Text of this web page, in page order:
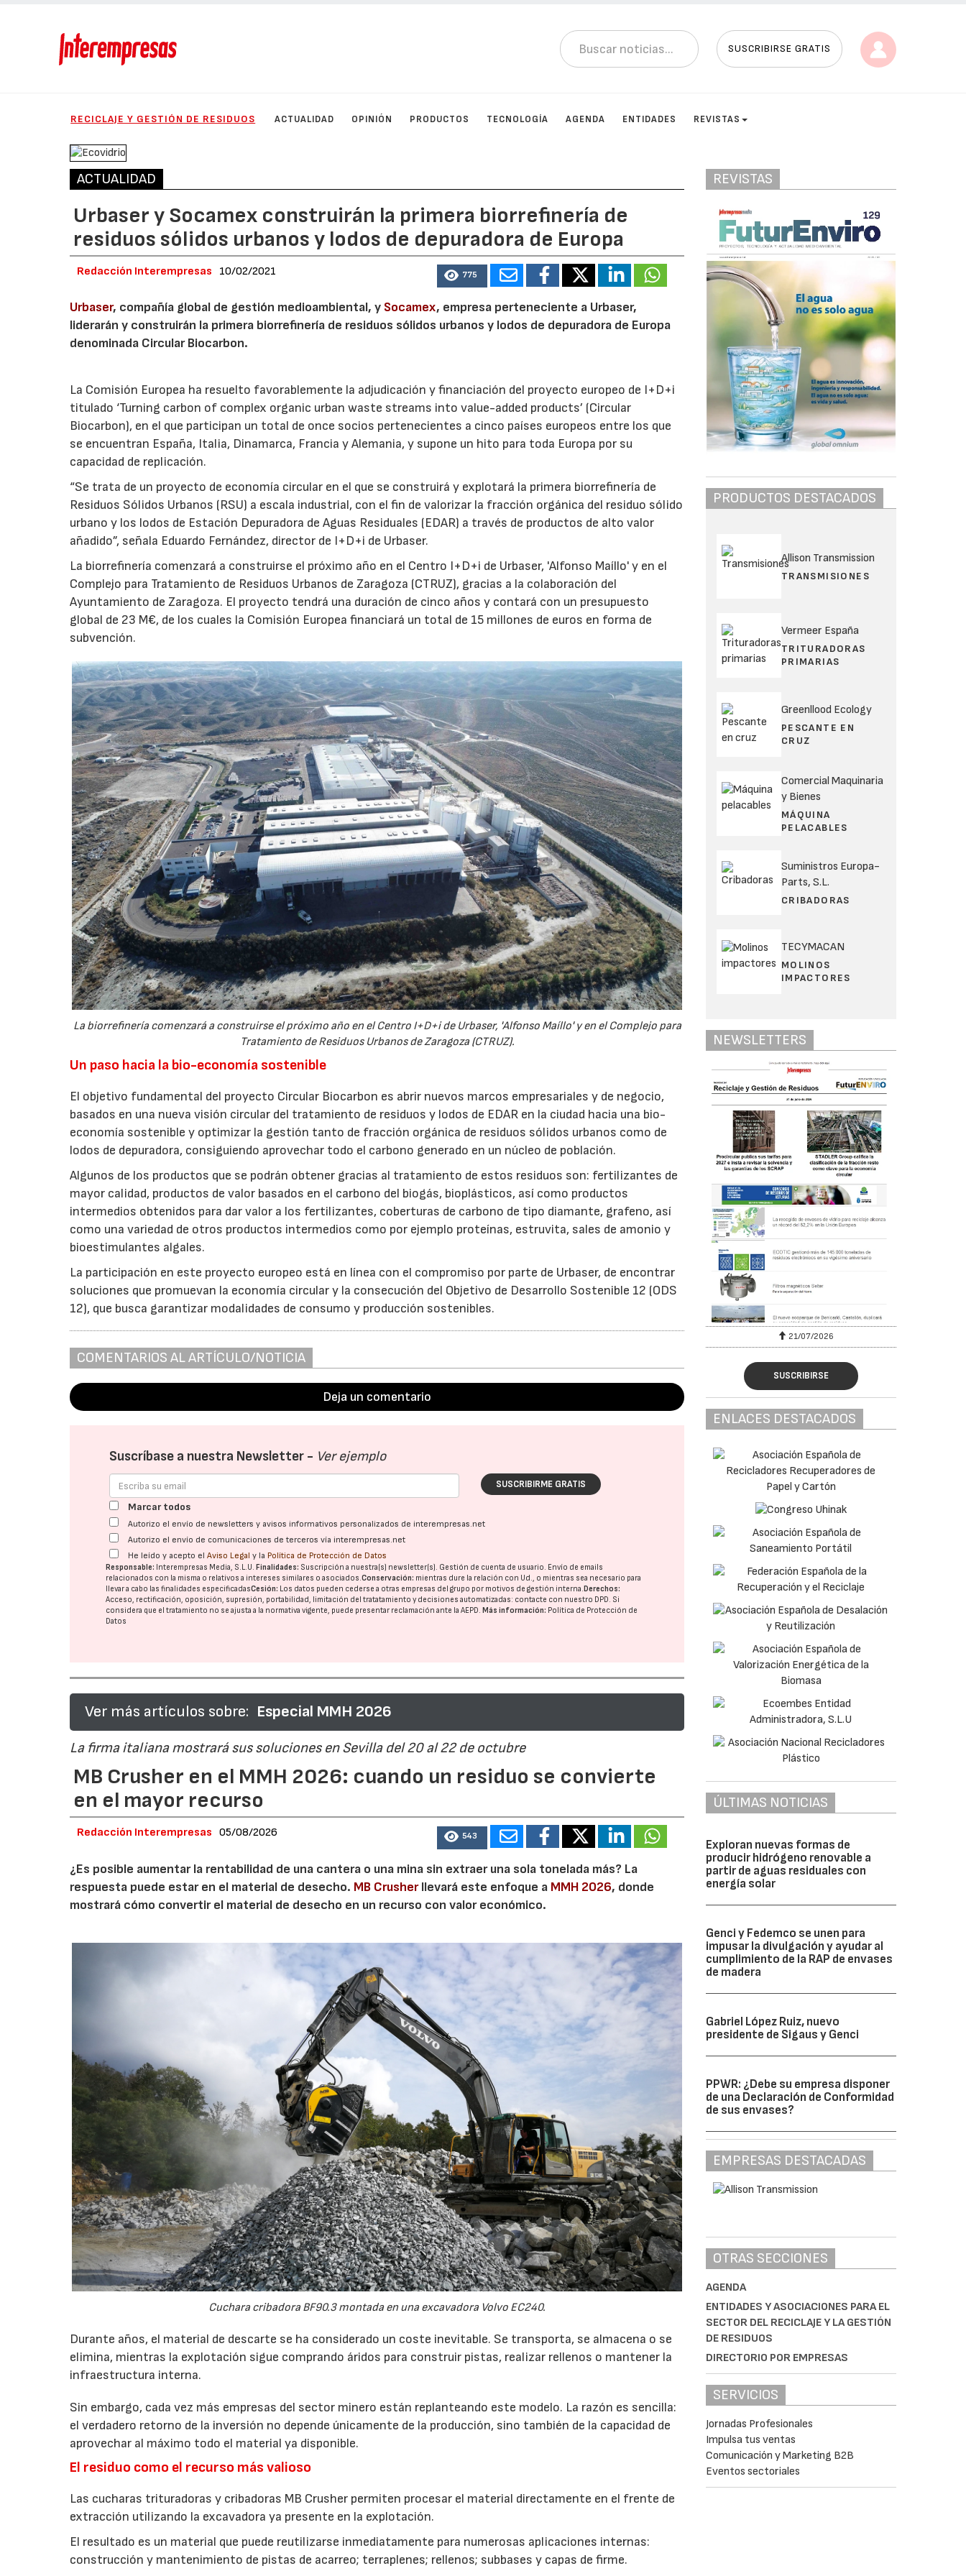
SUSCRIBIRSE GRATIS
RECICLAJE Y GESTIÓN DE RESIDUOS ACTUALIDAD OPINIÓN PRODUCTOS TECNOLOGÍA AGENDA ENTIDADES REVISTAS
ACTUALIDAD
Urbaser y Socamex construirán la primera biorrefinería de
residuos sólidos urbanos y lodos de depuradora de Europa
Redacción Interempresas 10/02/2021 775
Urbaser, compañía global de gestión medioambiental, y Socamex, empresa perteneciente a Urbaser,
liderarán y construirán la primera biorrefinería de residuos sólidos urbanos y lodos de depuradora de Europa
denominada Circular Biocarbon.
La Comisión Europea ha resuelto favorablemente la adjudicación y financiación del proyecto europeo de I+D+i
titulado ‘Turning carbon of complex organic urban waste streams into value-added products’ (Circular
Biocarbon), en el que participan un total de once socios pertenecientes a cinco países europeos entre los que
se encuentran España, Italia, Dinamarca, Francia y Alemania, y supone un hito para toda Europa por su
capacidad de replicación.
“Se trata de un proyecto de economía circular en el que se construirá y explotará la primera biorrefinería de
Residuos Sólidos Urbanos (RSU) a escala industrial, con el fin de valorizar la fracción orgánica del residuo sólido
urbano y los lodos de Estación Depuradora de Aguas Residuales (EDAR) a través de productos de alto valor
añadido”, señala Eduardo Fernández, director de I+D+i de Urbaser.
La biorrefinería comenzará a construirse el próximo año en el Centro I+D+i de Urbaser, 'Alfonso Maíllo' y en el
Complejo para Tratamiento de Residuos Urbanos de Zaragoza (CTRUZ), gracias a la colaboración del
Ayuntamiento de Zaragoza. El proyecto tendrá una duración de cinco años y contará con un presupuesto
global de 23 M€, de los cuales la Comisión Europea financiará un total de 15 millones de euros en forma de
subvención.
La biorrefinería comenzará a construirse el próximo año en el Centro I+D+i de Urbaser, 'Alfonso Maíllo' y en el Complejo para
Tratamiento de Residuos Urbanos de Zaragoza (CTRUZ).
Un paso hacia la bio-economía sostenible
El objetivo fundamental del proyecto Circular Biocarbon es abrir nuevos marcos empresariales y de negocio,
basados en una nueva visión circular del tratamiento de residuos y lodos de EDAR en la ciudad hacia una bio-
economía sostenible y optimizar la gestión tanto de fracción orgánica de residuos sólidos urbanos como de
lodos de depuradora, consiguiendo aprovechar todo el carbono generado en un núcleo de población.
Algunos de los productos que se podrán obtener gracias al tratamiento de estos residuos son: fertilizantes de
mayor calidad, productos de valor basados en el carbono del biogás, bioplásticos, así como productos
intermedios obtenidos para dar valor a los fertilizantes, coberturas de carbono de tipo diamante, grafeno, así
como una variedad de otros productos intermedios como por ejemplo proteínas, estruvita, sales de amonio y
bioestimulantes algales.
La participación en este proyecto europeo está en línea con el compromiso por parte de Urbaser, de encontrar
soluciones que promuevan la economía circular y la consecución del Objetivo de Desarrollo Sostenible 12 (ODS
12), que busca garantizar modalidades de consumo y producción sostenibles.
COMENTARIOS AL ARTÍCULO/NOTICIA
Deja un comentario
Suscríbase a nuestra Newsletter - Ver ejemplo
SUSCRIBIRME GRATIS
Marcar todos
Autorizo el envío de newsletters y avisos informativos personalizados de interempresas.net
Autorizo el envío de comunicaciones de terceros vía interempresas.net
He leído y acepto elAviso Legal y la Política de Protección de Datos
Responsable: Interempresas Media, S.L.U. Finalidades: Suscripción a nuestra(s) newsletter(s). Gestión de cuenta de usuario. Envío de emails
relacionados con la misma o relativos a intereses similares o asociados.Conservación: mientras dure la relación con Ud., o mientras sea necesario para
llevar a cabo las finalidades especificadasCesión: Los datos pueden cederse a otras empresas del grupo por motivos de gestión interna. Derechos:
Acceso, rectificación, oposición, supresión, portabilidad, limitación del tratatamiento y decisiones automatizadas: contacte con nuestro DPD. Si
considera que el tratamiento no se ajusta a la normativa vigente, puede presentar reclamación ante laAEPD. Más información: Política de Protección de
Datos
Ver más artículos sobre: Especial MMH 2026
La firma italiana mostrará sus soluciones en Sevilla del 20 al 22 de octubre
MB Crusher en el MMH 2026: cuando un residuo se convierte
en el mayor recurso
Redacción Interempresas 05/08/2026 543
¿Es posible aumentar la rentabilidad de una cantera o una mina sin extraer una sola tonelada más? La
respuesta puede estar en el material de desecho. MB Crusherllevará este enfoque a MMH 2026, donde
mostrará cómo convertir el material de desecho en un recurso con valor económico.
Cuchara cribadora BF90.3 montada en una excavadora Volvo EC240.
Durante años, el material de descarte se ha considerado un coste inevitable. Se transporta, se almacena o se
elimina, mientras la explotación sigue comprando áridos para construir pistas, realizar rellenos o mantener la
infraestructura interna.
Sin embargo, cada vez más empresas del sector minero están replanteando este modelo. La razón es sencilla:
el verdadero retorno de la inversión no depende únicamente de la producción, sino también de la capacidad de
aprovechar al máximo todo el material ya disponible.
El residuo como el recurso más valioso
Las cucharas trituradoras y cribadoras MB Crusher permiten procesar el material directamente en el frente de
extracción utilizando la excavadora ya presente en la explotación.
El resultado es un material que puede reutilizarse inmediatamente para numerosas aplicaciones internas:
construcción y mantenimiento de pistas de acarreo; terraplenes; rellenos; subbases y capas de firme.
REVISTAS
PRODUCTOS DESTACADOS
Allison Transmission
TRANSMISIONES
Vermeer España
TRITURADORAS
PRIMARIAS
Greenllood Ecology
PESCANTE EN
CRUZ
Comercial Maquinaria
y Bienes
MÁQUINA
PELACABLES
Suministros Europa-
Parts, S.L.
CRIBADORAS
TECYMACAN
MOLINOS
IMPACTORES
NEWSLETTERS
21/07/2026
SUSCRIBIRSE
ENLACES DESTACADOS
ÚLTIMAS NOTICIAS
Exploran nuevas formas de
producir hidrógeno renovable a
partir de aguas residuales con
energía solar
Genci y Fedemco se unen para
impusar la divulgación y ayudar al
cumplimiento de la RAP de envases
de madera
Gabriel López Ruiz, nuevo
presidente de Sigaus y Genci
PPWR: ¿Debe su empresa disponer
de una Declaración de Conformidad
de sus envases?
EMPRESAS DESTACADAS
OTRAS SECCIONES
AGENDA
ENTIDADES Y ASOCIACIONES PARA EL
SECTOR DEL RECICLAJE Y LA GESTIÓN
DE RESIDUOS
DIRECTORIO POR EMPRESAS
SERVICIOS
Jornadas Profesionales
Impulsa tus ventas
Comunicación y Marketing B2B
Eventos sectoriales